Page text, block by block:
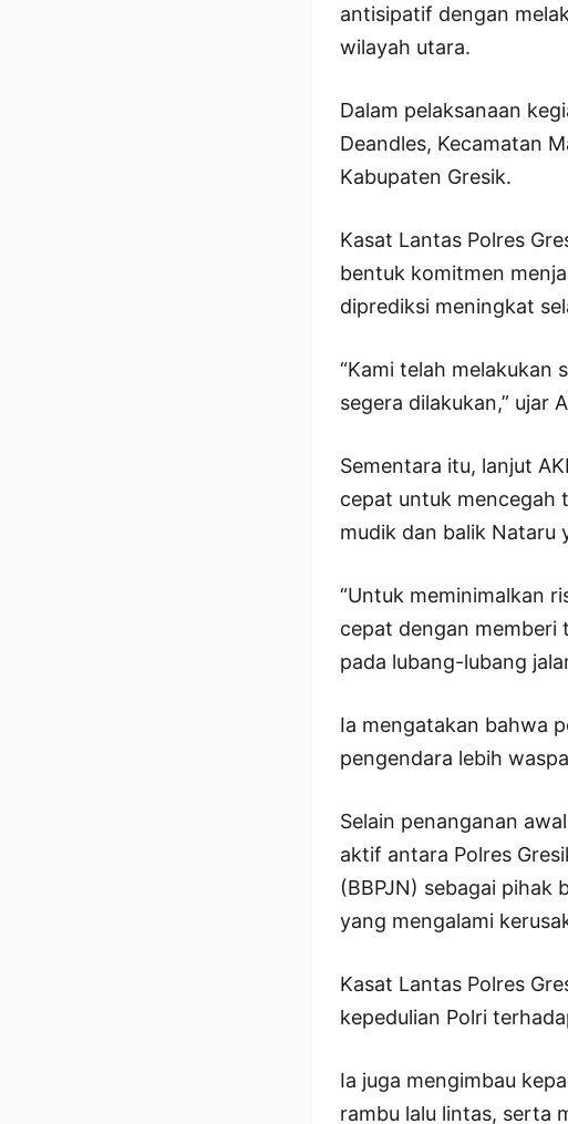
antisipatif dengan
wilayah utara.
Dalam pelaksanaan
Deandles, Kecamatan
Kabupaten Gresik.
Kasat Lantas Polres
bentuk komitmen
diprediksi meningkat
“Kami telah melakukan
segera dilakukan,” ujar
Sementara itu, lanjut
cepat untuk mencegah
mudik dan balik Nataru
“Untuk meminimalkan
cepat dengan memberi
pada lubang-lubang
Ia mengatakan bahwa
pengendara lebih
Selain penanganan
aktif antara Polres
(BBPJN) sebagai
yang mengalami
Kasat Lantas Polres
kepedulian Polri
Ia juga mengimbau
rambu lalu lintas, serta